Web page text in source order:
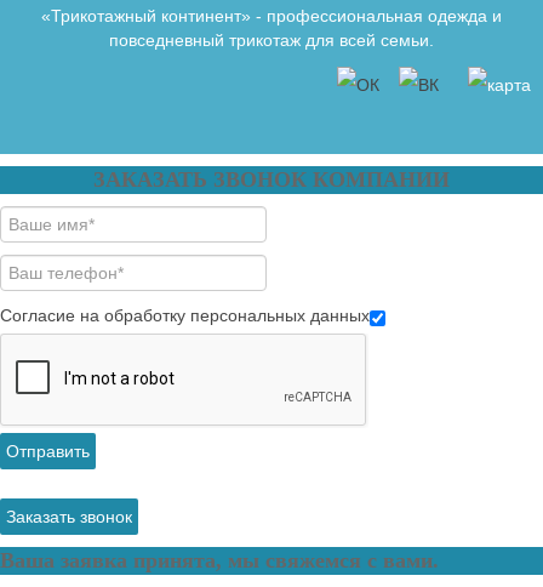
«Трикотажный континент» - профессиональная одежда и
повседневный трикотаж для всей семьи.
ЗАКАЗАТЬ ЗВОНОК КОМПАНИИ
Согласие на обработку персональных данных
Отправить
Заказать звонок
Ваша заявка принята, мы свяжемся с вами.